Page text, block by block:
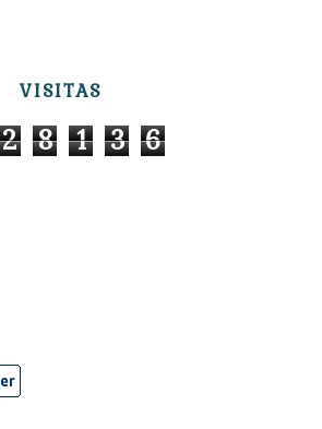
VISITAS
2 8 1 3 6